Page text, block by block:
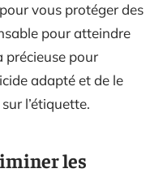
vous protéger des
pour atteindre
précieuse pour
adapté et de le
l’étiquette.
les